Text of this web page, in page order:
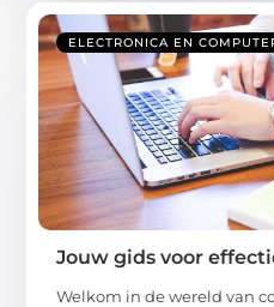
ELECTRONICA EN
Jouw gids voor
Welkom in de wereld van